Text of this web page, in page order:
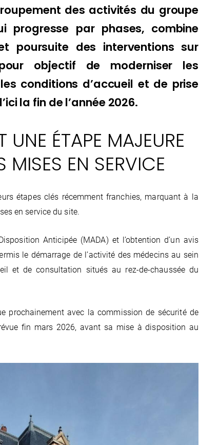
des activités du groupe
progresse par phases, combine
poursuite des interventions sur
objectif de moderniser les
conditions d’accueil et de prise
la fin de l’année 2026.
UNE ÉTAPE MAJEURE
MISES EN SERVICE
étapes clés récemment franchies, marquant à la
en service du site.
Anticipée (MADA) et l’obtention d’un avis
le démarrage de l’activité des médecins au sein
et de consultation situés au rez-de-chaussée du
prochainement avec la commission de sécurité de
fin mars 2026, avant sa mise à disposition au